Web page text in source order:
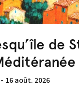
de
- 16 août. 2026